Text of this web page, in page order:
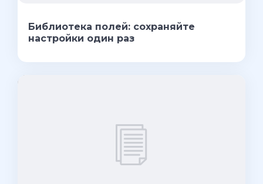
Библиотека полей: сохраняйте
настройки один раз